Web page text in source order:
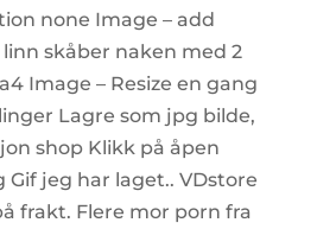
none Image – add
skåber naken med 2
Image – Resize en gang
Lagre som jpg bilde,
shop Klikk på åpen
Gif jeg har laget.. VDstore
frakt. Flere mor porn fra